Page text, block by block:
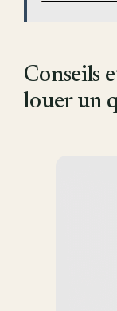
Conseils
louer un